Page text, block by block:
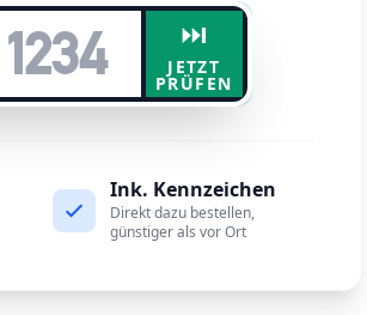
⏭️
JETZT
PRÜFEN
Ink. Kennzeichen
Direkt dazu bestellen,
günstiger als vor Ort